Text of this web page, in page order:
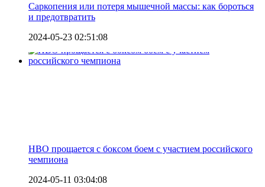
Саркопения или потеря мышечной массы: как бороться
и предотвратить
2024-05-23 02:51:08
HBO прощается с боксом боем с участием российского
чемпиона
2024-05-11 03:04:08